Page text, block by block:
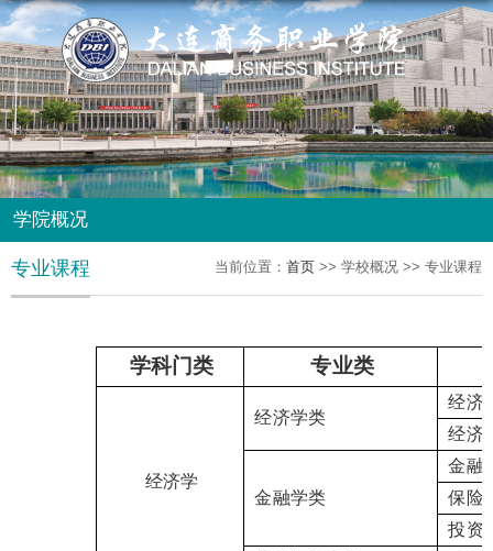
学院概况
当前位置： 首页 >> 学校概况 >> 专业课程
专业课程
学科门类 专业类
经济学
经济学类
经济
经济
金融学类
金融
保险
投资